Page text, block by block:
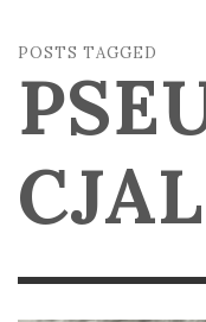
POSTS TAGGED